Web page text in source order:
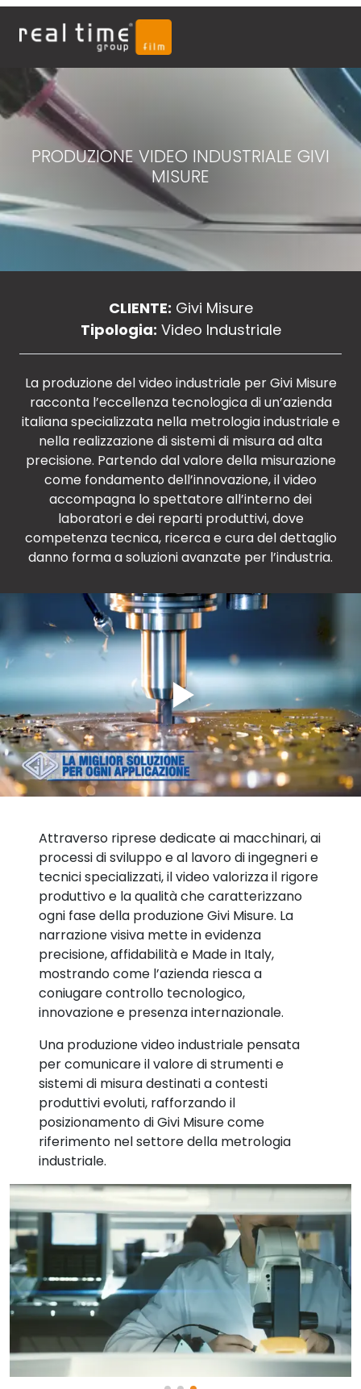
PRODUZIONE VIDEO INDUSTRIALE GIVI
MISURE
CLIENTE: Givi Misure
Tipologia: Video Industriale
La produzione del video industriale per Givi Misure
racconta l’eccellenza tecnologica di un’azienda
italiana specializzata nella metrologia industriale e
nella realizzazione di sistemi di misura ad alta
precisione. Partendo dal valore della misurazione
come fondamento dell’innovazione, il video
accompagna lo spettatore all’interno dei
laboratori e dei reparti produttivi, dove
competenza tecnica, ricerca e cura del dettaglio
danno forma a soluzioni avanzate per l’industria.
Attraverso riprese dedicate ai macchinari, ai
processi di sviluppo e al lavoro di ingegneri e
tecnici specializzati, il video valorizza il rigore
produttivo e la qualità che caratterizzano
ogni fase della produzione Givi Misure. La
narrazione visiva mette in evidenza
precisione, affidabilità e Made in Italy,
mostrando come l’azienda riesca a
coniugare controllo tecnologico,
innovazione e presenza internazionale.
Una produzione video industriale pensata
per comunicare il valore di strumenti e
sistemi di misura destinati a contesti
produttivi evoluti, rafforzando il
posizionamento di Givi Misure come
riferimento nel settore della metrologia
industriale.